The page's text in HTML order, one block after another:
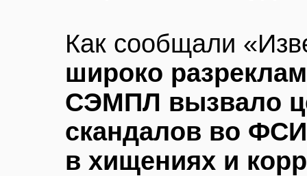
Как сообщали
широко
СЭМПЛ вызвало
скандалов во
в хищениях и